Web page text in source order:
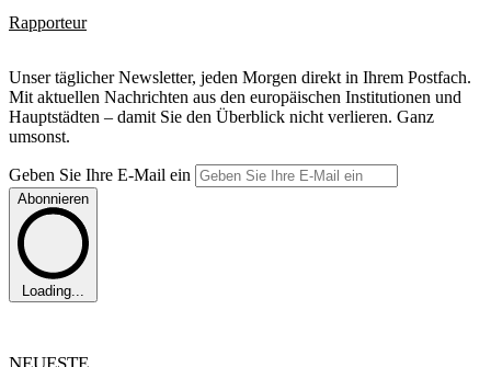
Rapporteur
Unser täglicher Newsletter, jeden Morgen direkt in Ihrem Postfach.
Mit aktuellen Nachrichten aus den europäischen Institutionen und
Hauptstädten – damit Sie den Überblick nicht verlieren. Ganz
umsonst.
Geben Sie Ihre E-Mail ein
Abonnieren
Loading...